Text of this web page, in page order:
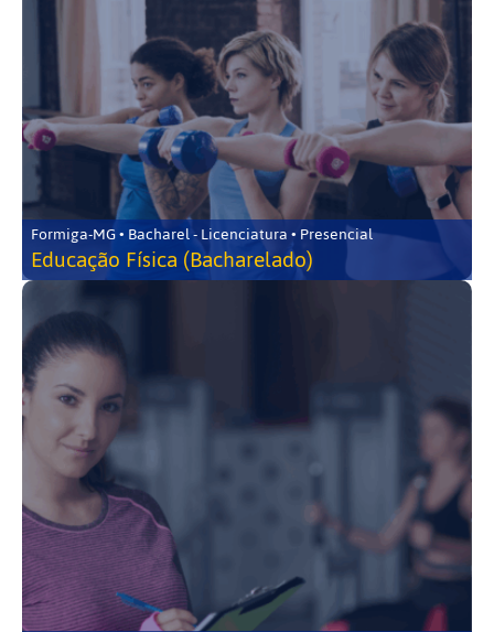
Formiga-MG • Bacharel - Licenciatura • Presencial
Educação Física (Bacharelado)